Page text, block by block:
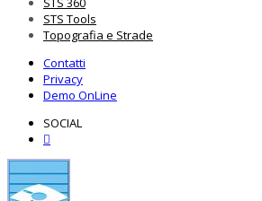
STS Tools
Topografia e Strade
Contatti
Privacy
Demo OnLine
SOCIAL